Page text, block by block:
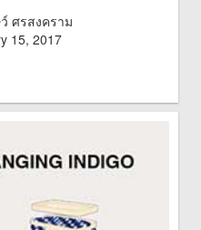
ศรสงคราม
15, 2017